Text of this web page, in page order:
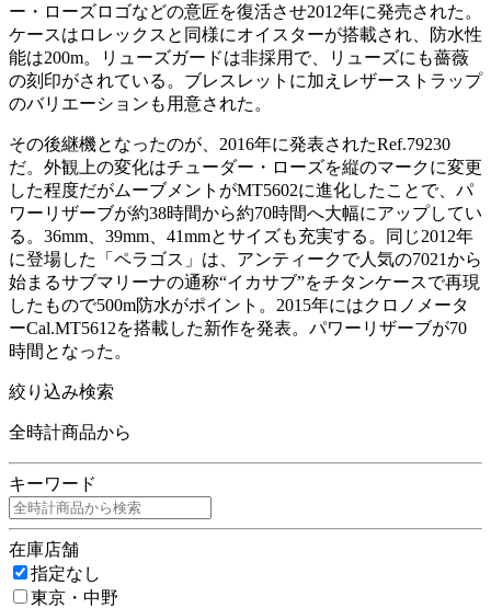
ー・ローズロゴなどの意匠を復活させ2012年に発売された。
ケースはロレックスと同様にオイスターが搭載され、防水性
能は200m。リューズガードは非採用で、リューズにも薔薇
の刻印がされている。ブレスレットに加えレザーストラップ
のバリエーションも用意された。
その後継機となったのが、2016年に発表されたRef.79230
だ。外観上の変化はチューダー・ローズを縦のマークに変更
した程度だがムーブメントがMT5602に進化したことで、パ
ワーリザーブが約38時間から約70時間へ大幅にアップしてい
る。36mm、39mm、41mmとサイズも充実する。同じ2012年
に登場した「ペラゴス」は、アンティークで人気の7021から
始まるサブマリーナの通称“イカサブ”をチタンケースで再現
したもので500m防水がポイント。2015年にはクロノメータ
ーCal.MT5612を搭載した新作を発表。パワーリザーブが70
時間となった。
絞り込み検索
全時計商品から
キーワード
在庫店舗
指定なし
東京・中野